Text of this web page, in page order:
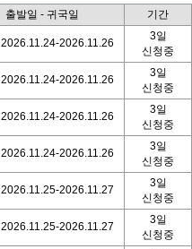
출발일 - 귀국일 기간
2026.11.24-2026.11.26
3일
신청중
2026.11.24-2026.11.26
3일
신청중
2026.11.24-2026.11.26
3일
신청중
2026.11.24-2026.11.26
3일
신청중
2026.11.25-2026.11.27
3일
신청중
2026.11.25-2026.11.27
3일
신청중